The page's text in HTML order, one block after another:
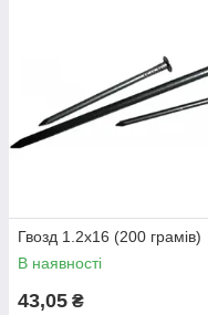
Гвозд 1.2х16 (200 грамів)
В наявності
43,05 ₴